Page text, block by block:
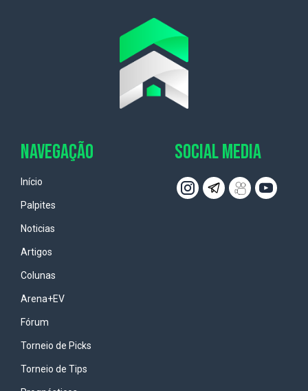
NAVEGAÇÃO
Início
Palpites
Noticias
Artigos
Colunas
Arena+EV
Fórum
Torneio de Picks
Torneio de Tips
SOCIAL MEDIA